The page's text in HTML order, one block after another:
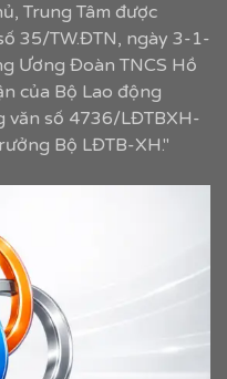
Trung Tâm được
35/TW.ĐTN, ngày 3-1-
Ương Đoàn TNCS Hồ
của Bộ Lao động
văn số 4736/LĐTBXH-
Bộ LĐTB-XH."